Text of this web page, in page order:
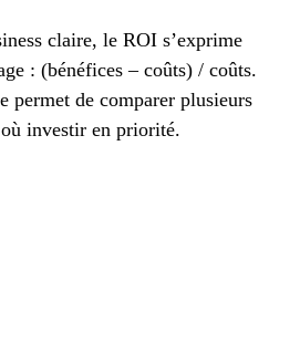
claire, le ROI s’exprime
: (bénéfices – coûts) / coûts.
permet de comparer plusieurs
investir en priorité.